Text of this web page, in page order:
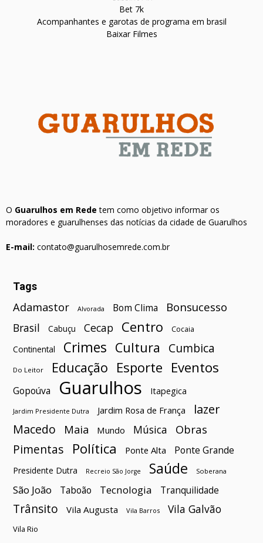
Bet 7k
Acompanhantes e garotas de programa em brasil
Baixar Filmes
O Guarulhos em Rede tem como objetivo informar os
moradores e guarulhenses das notícias da cidade de Guarulhos
E-mail: contato@guarulhosemrede.com.br
Tags
Adamastor Alvorada Bom Clima Bonsucesso
Brasil Cabuçu Cecap Centro Cocaia
Continental Crimes Cultura Cumbica
Do Leitor Educação Esporte Eventos
Gopoúva Guarulhos Itapegica
Jardim Presidente Dutra Jardim Rosa de França
lazer
Macedo
Maia Mundo Música Obras
Pimentas Política Ponte Alta Ponte Grande
Presidente Dutra Recreio São Jorge Saúde Soberana
São João Taboão Tecnologia Tranquilidade
Trânsito Vila Augusta Vila Barros Vila Galvão
Vila Rio